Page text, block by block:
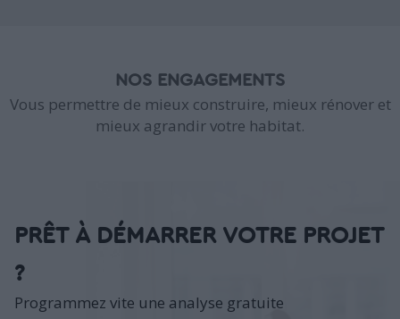
NOS ENGAGEMENTS
Vous permettre de mieux construire, mieux rénover et
mieux agrandir votre habitat.
PRÊT À DÉMARRER VOTRE PROJET
?
Programmez vite une analyse gratuite